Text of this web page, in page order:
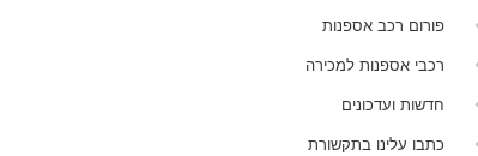
פורום רכב אספנות
רכבי אספנות למכירה
חדשות ועדכונים
כתבו עלינו בתקשורת